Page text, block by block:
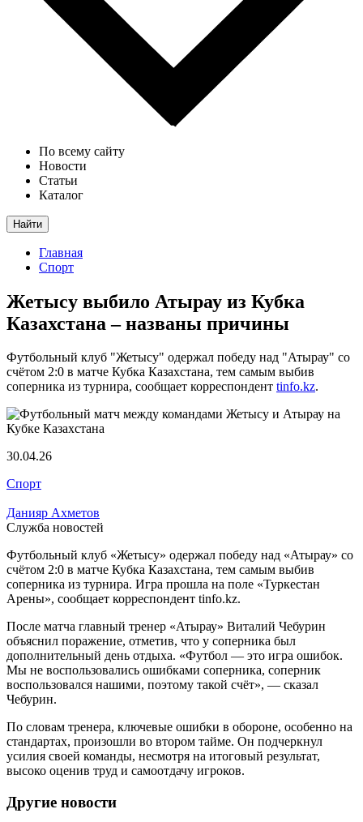
По всему сайту
Новости
Статьи
Каталог
Найти
Главная
Спорт
Жетысу выбило Атырау из Кубка
Казахстана – названы причины
Футбольный клуб "Жетысу" одержал победу над "Атырау" со
счётом 2:0 в матче Кубка Казахстана, тем самым выбив
соперника из турнира, сообщает корреспондент tinfo.kz.
30.04.26
Спорт
Данияр Ахметов
Служба новостей
Футбольный клуб «Жетысу» одержал победу над «Атырау» со
счётом 2:0 в матче Кубка Казахстана, тем самым выбив
соперника из турнира. Игра прошла на поле «Туркестан
Арены», сообщает корреспондент tinfo.kz.
После матча главный тренер «Атырау» Виталий Чебурин
объяснил поражение, отметив, что у соперника был
дополнительный день отдыха. «Футбол — это игра ошибок.
Мы не воспользовались ошибками соперника, соперник
воспользовался нашими, поэтому такой счёт», — сказал
Чебурин.
По словам тренера, ключевые ошибки в обороне, особенно на
стандартах, произошли во втором тайме. Он подчеркнул
усилия своей команды, несмотря на итоговый результат,
высоко оценив труд и самоотдачу игроков.
Другие новости